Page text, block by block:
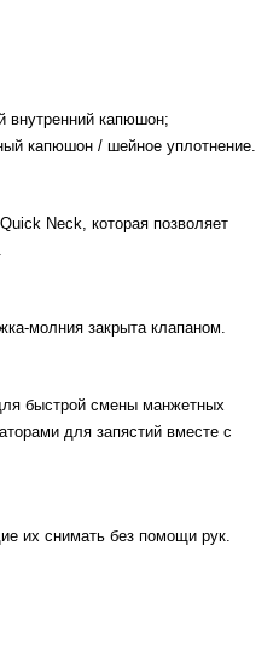
внутренний капюшон;
капюшон / шейное уплотнение.
Neck, которая позволяет
молния закрыта клапаном.
быстрой смены манжетных
для запястий вместе с
их снимать без помощи рук.